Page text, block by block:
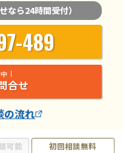
可能
初回相談無料
なら24時間受付）
489
合せ
の流れ